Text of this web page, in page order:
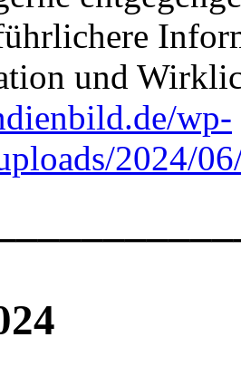
und
wp-
2024/